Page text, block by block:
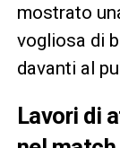
mostrato
vogliosa di
davanti al
Lavori di